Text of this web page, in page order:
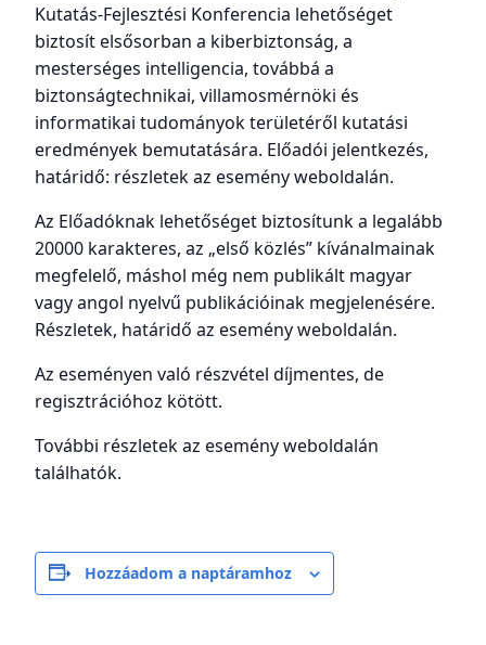
Kutatás-Fejlesztési Konferencia lehetőséget
biztosít elsősorban a kiberbiztonság, a
mesterséges intelligencia, továbbá a
biztonságtechnikai, villamosmérnöki és
informatikai tudományok területéről kutatási
eredmények bemutatására. Előadói jelentkezés,
határidő: részletek az esemény weboldalán.
Az Előadóknak lehetőséget biztosítunk a legalább
20000 karakteres, az „első közlés” kívánalmainak
megfelelő, máshol még nem publikált magyar
vagy angol nyelvű publikációinak megjelenésére.
Részletek, határidő az esemény weboldalán.
Az eseményen való részvétel díjmentes, de
regisztrációhoz kötött.
További részletek az esemény weboldalán
találhatók.
Hozzáadom a naptáramhoz